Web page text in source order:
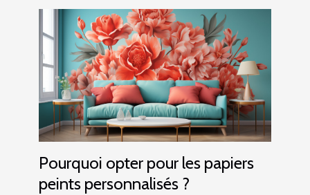
Pourquoi opter pour les papiers
peints personnalisés ?